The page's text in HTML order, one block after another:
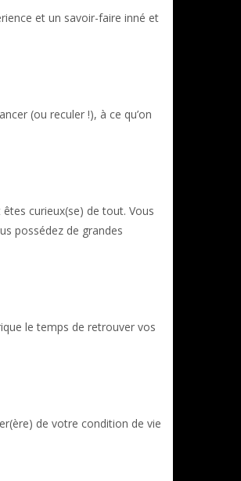
et un savoir-faire inné et
(ou reculer !), à ce qu’on
curieux(se) de tout. Vous
possédez de grandes
le temps de retrouver vos
de votre condition de vie